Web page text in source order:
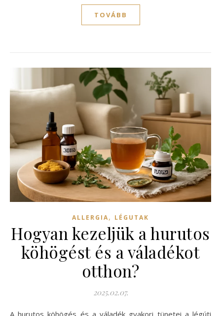
TOVÁBB
ALLERGIA, LÉGUTAK
Hogyan kezeljük a hurutos
köhögést és a váladékot
otthon?
2025.02.07.
A hurutos köhögés és a váladék gyakori tünetei a légúti